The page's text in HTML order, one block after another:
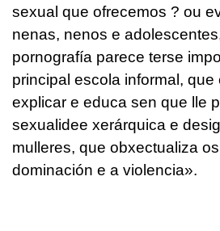
sexual que ofrecemos ? ou
nenas, nenos e
pornografía parece terse
principal escola informal, que
explicar e educa sen que lle
sexualidee xerárquica e
mulleres, que obxectualiza
dominación e a violencia».